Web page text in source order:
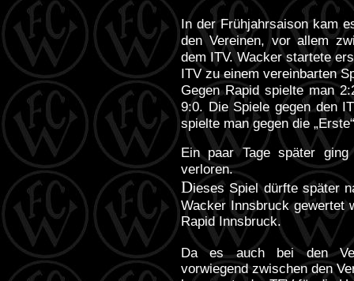
In der Frühjahrsaison kam
den Vereinen, vor allem
dem ITV. Wacker startete
ITV zu einem vereinbarten
Gegen Rapid spielte man
9:0. Die Spiele gegen den
spielte man gegen die
Ein paar Tage später
verloren.
Dieses Spiel dürfte später
Wacker Innsbruck gewertet
Rapid Innsbruck.
Da es auch bei den
vorwiegend zwischen den